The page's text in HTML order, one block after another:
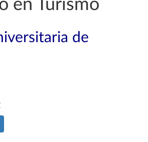
en Turismo
de